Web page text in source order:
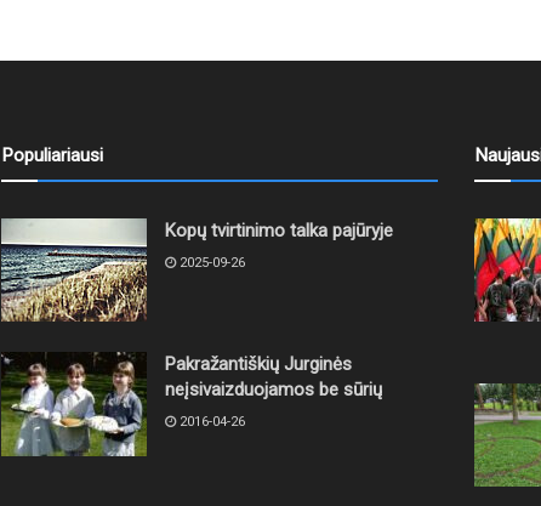
Populiariausi
Kopų tvirtinimo talka pajūryje
2025-09-26
Pakražantiškių Jurginės
neįsivaizduojamos be sūrių
2016-04-26